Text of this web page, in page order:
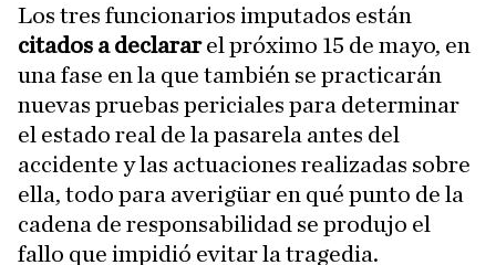
Los tres funcionarios imputados están
citados a declararel próximo 15 de mayo, en
una fase en la que también se practicarán
nuevas pruebas periciales para determinar
el estado real de la pasarela antes del
accidente y las actuaciones realizadas sobre
ella, todo para averigüar en qué punto de la
cadena de responsabilidad se produjo el
fallo que impidió evitar la tragedia.